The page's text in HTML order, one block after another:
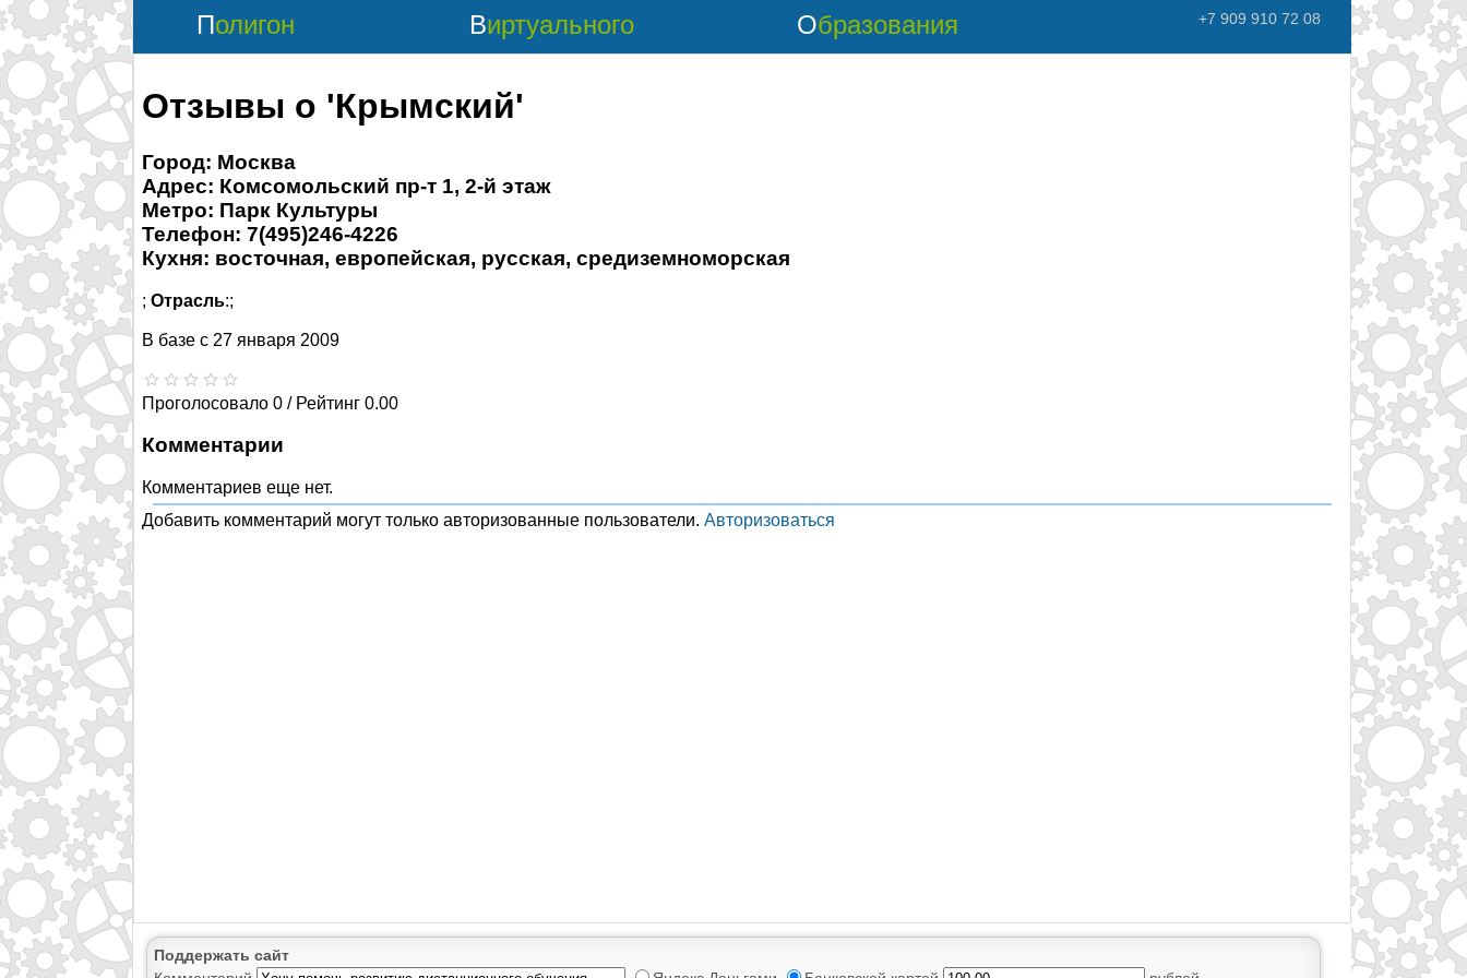
Полигон Виртуального Образования +7 909 910 72 08
Отзывы о 'Крымский'
Город: Москва
Адрес: Комсомольский пр-т 1, 2-й этаж
Метро: Парк Культуры
Телефон: 7(495)246-4226
Кухня: восточная, европейская, русская, средиземноморская
; Отрасль:;
В базе с 27 января 2009
Проголосовало 0 / Рейтинг 0.00
Комментарии
Комментариев еще нет.
Добавить комментарий могут только авторизованные пользователи. Авторизоваться
Поддержать сайт